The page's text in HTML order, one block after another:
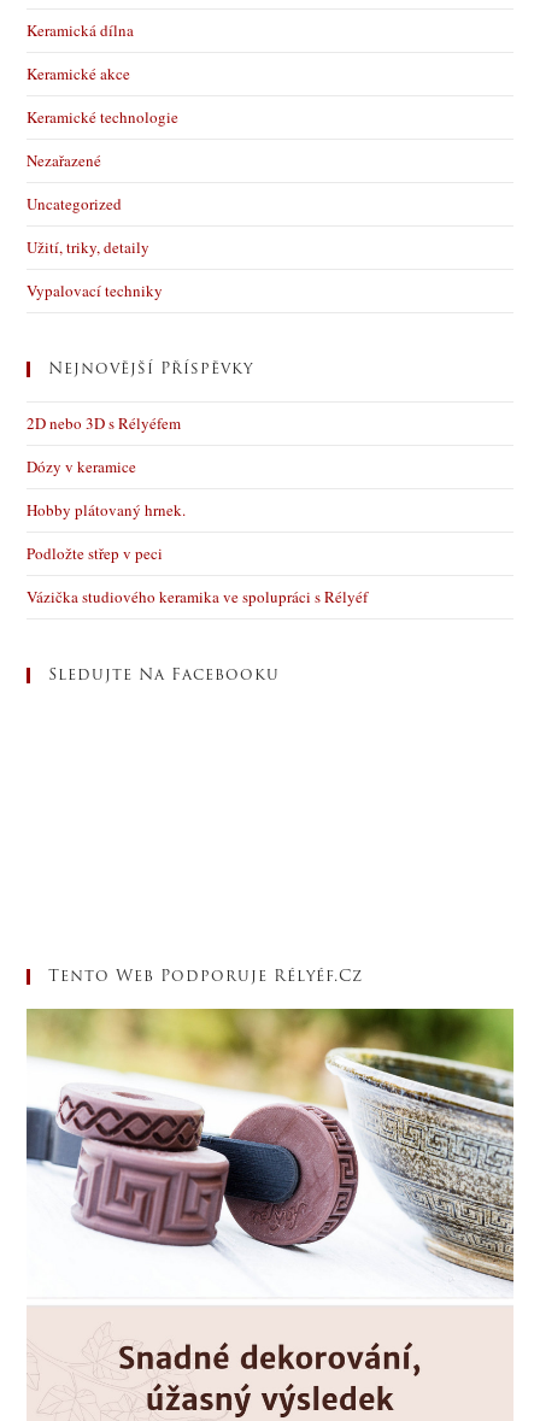
Keramická dílna
Keramické akce
Keramické technologie
Nezařazené
Uncategorized
Užití, triky, detaily
Vypalovací techniky
Nejnovější Příspěvky
2D nebo 3D s Rélyéfem
Dózy v keramice
Hobby plátovaný hrnek.
Podložte střep v peci
Vázička studiového keramika ve spolupráci s Rélyéf
Sledujte Na Facebooku
Tento Web Podporuje Rélyéf.cz